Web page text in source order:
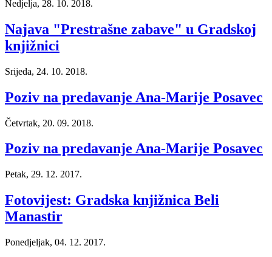
Nedjelja, 28. 10. 2018.
Najava "Prestrašne zabave" u Gradskoj
knjižnici
Srijeda, 24. 10. 2018.
Poziv na predavanje Ana-Marije Posavec
Četvrtak, 20. 09. 2018.
Poziv na predavanje Ana-Marije Posavec
Petak, 29. 12. 2017.
Fotovijest: Gradska knjižnica Beli
Manastir
Ponedjeljak, 04. 12. 2017.